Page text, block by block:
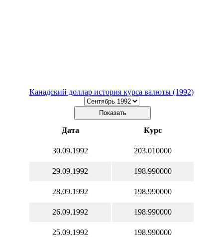
Канадский доллар история курса валюты (1992)
Дата Курс
30.09.1992 203.010000
29.09.1992 198.990000
28.09.1992 198.990000
26.09.1992 198.990000
25.09.1992 198.990000